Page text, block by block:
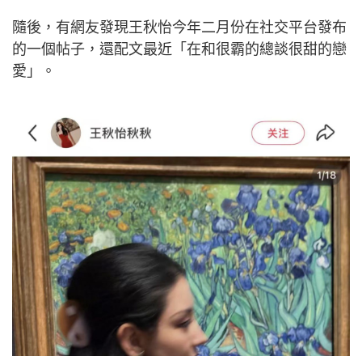
隨後，有網友發現王秋怡今年二月份在社交平台發布
的一個帖子，還配文最近「在和很霸的總談很甜的戀
愛」。